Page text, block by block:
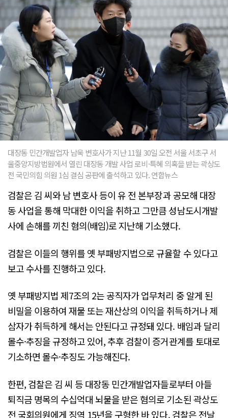
대장동 민간개발업자 남욱 변호사가 지난 11월 30일 오전 서울 서초구 서
울중앙지방법원에서 열린 대장동 개발 사업 로비·특혜 의혹을 받는 곽상도
전 국민의힘 의원 1심 결심 공판에 출석하고 있다. 연합뉴스
검찰은 김 씨와 남 변호사 등이 유 전 본부장과 공모해 대장
동 사업을 통해 막대한 이익을 취하고 그만큼 성남도시개발
사에 손해를 끼친 혐의(배임)로 지난해 기소했다.
검찰은 이들의 행위를 옛 부패방지법으로 규율할 수 있다고
보고 수사를 진행하고 있다.
옛 부패방지법 제7조의 2는 공직자가 업무처리 중 알게 된
비밀을 이용하여 재물 또는 재산상의 이익을 취득하거나 제
삼자가 취득하게 해서는 안된다고 규정돼 있다. 배임과 달리
몰수·추징을 규정하고 있어, 추후 검찰이 증거관계를 토대로
기소하면 몰수·추징도 가능해진다.
한편, 검찰은 김 씨 등 대장동 민간개발업자들로부터 아들
퇴직금 명목의 수십억대 뇌물을 받은 혐의로 기소된 곽상도
전 국회의원에게 징역 15년을 구형한 바 있다. 검찰은 전날